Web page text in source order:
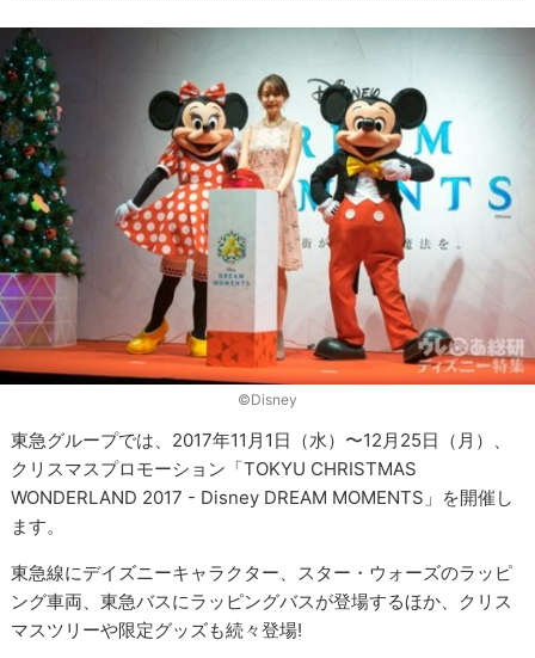
©︎Disney
東急グループでは、2017年11月1日（水）〜12月25日（月）、
クリスマスプロモーション「TOKYU CHRISTMAS
WONDERLAND 2017 - Disney DREAM MOMENTS」を開催し
ます。
東急線にデイズニーキャラクター、スター・ウォーズのラッピ
ング車両、東急バスにラッピングバスが登場するほか、クリス
マスツリーや限定グッズも続々登場!